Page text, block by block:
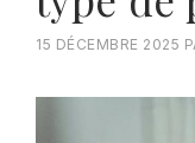
15 DÉCEMBRE 2025